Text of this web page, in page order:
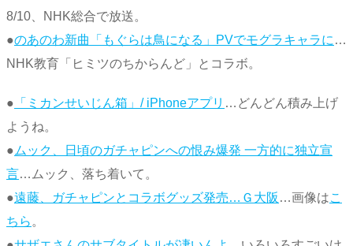
8/10、NHK総合で放送。
●のあのわ新曲「もぐらは鳥になる」PVでモグラキャラに …
NHK教育「ヒミツのちからんど」とコラボ。
● 「ミカンせいじん箱」/ iPhoneアプリ …どんどん積み上げ
ようね。
●ムック、日頃のガチャピンへの恨み爆発 一方的に独立宣
言…ムック、落ち着いて。
●遠藤、ガチャピンとコラボグッズ発売…Ｇ大阪 …画像はこ
ちら。